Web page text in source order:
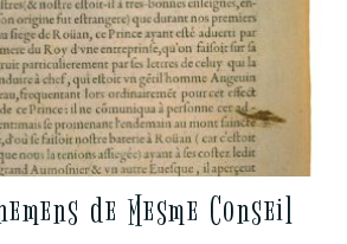
de Mesme Conseil